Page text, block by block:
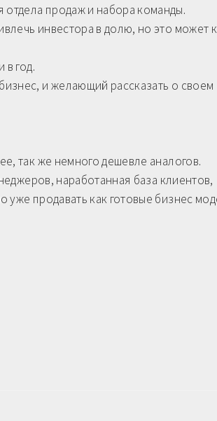
продаж и набора команды.
инвестора в долю, но это может
в год.
и желающий рассказать о своем
так же немного дешевле аналогов.
наработанная база клиентов,
уже продавать как готовые бизнес